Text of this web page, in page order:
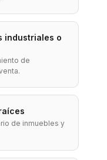
industriales o
de
de inmuebles y